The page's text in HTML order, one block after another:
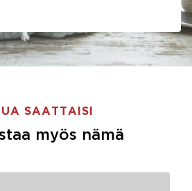
SAATTAISI
myös nämä